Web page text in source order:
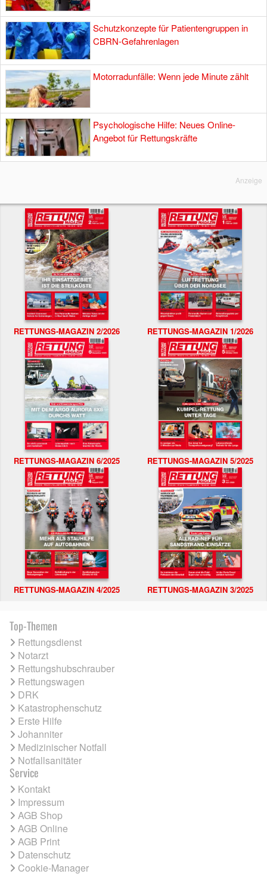
Schutzkonzepte für Patientengruppen in
CBRN-Gefahrenlagen
Motorradunfälle: Wenn jede Minute zählt
Psychologische Hilfe: Neues Online-
Angebot für Rettungskräfte
Anzeige
RETTUNGS-MAGAZIN 2/2026 RETTUNGS-MAGAZIN 1/2026
RETTUNGS-MAGAZIN 6/2025 RETTUNGS-MAGAZIN 5/2025
RETTUNGS-MAGAZIN 4/2025 RETTUNGS-MAGAZIN 3/2025
Top-Themen
Rettungsdienst
Notarzt
Rettungshubschrauber
Rettungswagen
DRK
Katastrophenschutz
Erste Hilfe
Johanniter
Medizinischer Notfall
Notfallsanitäter
Service
Kontakt
Impressum
AGB Shop
AGB Online
AGB Print
Datenschutz
Cookie-Manager